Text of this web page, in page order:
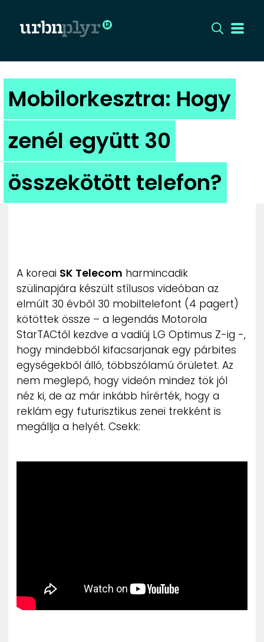
CÍMLAP
DIZÁJN
DIVAT
HIP
ZENE
MÉDIAAJÁNLAT
IMPRESSZUM
PR-ARCHÍVUM
ADATKEZELÉSI TÁJÉKOZTATÓ
Mobilorkesztra: Hogy
zenél együtt 30
összekötött telefon?
A koreai SK Telecom harmincadik
szülinapjára készült stílusos videóban az
elmúlt 30 évből 30 mobiltelefont (4 pagert)
kötöttek össze – a legendás Motorola
StarTACtől kezdve a vadiúj LG Optimus Z-ig -,
hogy mindebből kifacsarjanak egy párbites
egységekből álló, többszólamú őrületet. Az
nem meglepő, hogy videón mindez tök jól
néz ki, de az már inkább hírérték, hogy a
reklám egy futurisztikus zenei trekként is
megállja a helyét. Csekk: